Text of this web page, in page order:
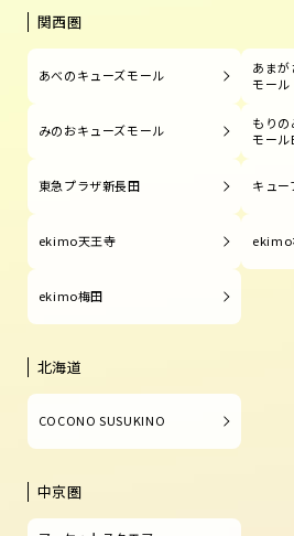
関西圏
あべのキューズモール
あま
モール
みのおキューズモール
もり
モール
東急プラザ新長田 キュ
ekimo天王寺 ekimo
ekimo梅田
北海道
COCONO SUSUKINO
中京圏